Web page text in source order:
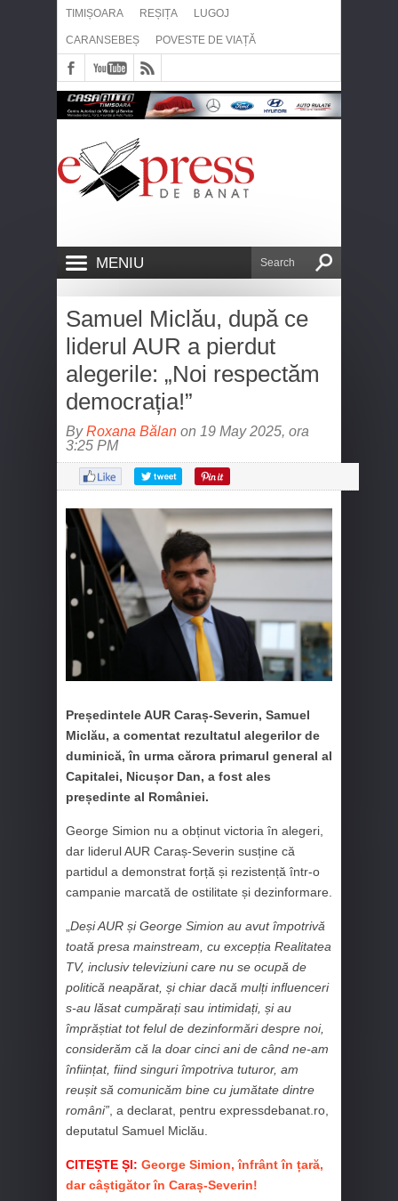
TIMIȘOARA REȘIȚA LUGOJ
CARANSEBEȘ POVESTE DE VIAȚĂ
MENIU
Samuel Miclău, după ce
liderul AUR a pierdut
alegerile: „Noi respectăm
democrația!”
ByRoxana Bălan on 19 May 2025, ora
3:25 PM
Președintele AUR Caraș-Severin, Samuel
Miclău, a comentat rezultatul alegerilor de
duminică, în urma cărora primarul general al
Capitalei, Nicușor Dan, a fost ales
președinte al României.
George Simion nu a obținut victoria în alegeri,
dar liderul AUR Caraș-Severin susține că
partidul a demonstrat forță și rezistență într-o
campanie marcată de ostilitate și dezinformare.
Deși AUR și George Simion au avut împotrivă
toată presa mainstream, cu excepția Realitatea
TV, inclusiv televiziuni care nu se ocupă de
politică neapărat, și chiar dacă mulți influenceri
s-au lăsat cumpărați sau intimidați, și au
împrăștiat tot felul de dezinformări despre noi,
considerăm că la doar cinci ani de când ne-am
înființat, fiind singuri împotriva tuturor, am
reușit să comunicăm bine cu jumătate dintre
români” , a declarat, pentru expressdebanat.ro,
deputatul Samuel Miclău.
CITEȘTE ȘI: George Simion, înfrânt în țară,
dar câștigător în Caraș-Severin!